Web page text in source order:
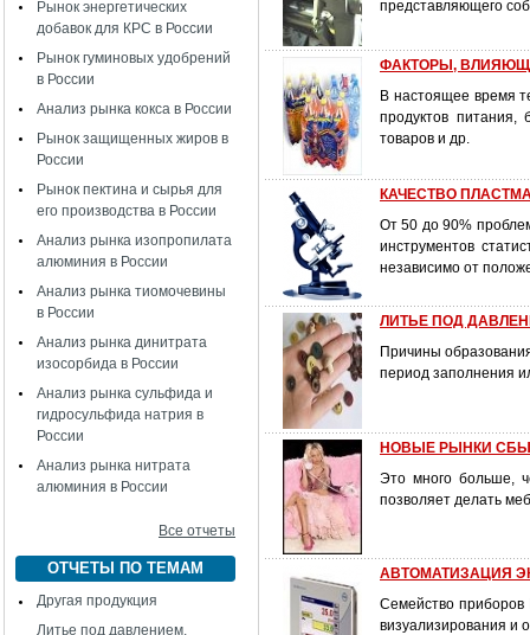
Рынок энергетических
добавок для КРС в России
Рынок гуминовых удобрений
в России
Анализ рынка кокса в России
Рынок защищенных жиров в
России
Рынок пектина и сырья для
его производства в России
Анализ рынка изопропилата
алюминия в России
Анализ рынка тиомочевины
в России
Анализ рынка динитрата
изосорбида в России
Анализ рынка сульфида и
гидросульфида натрия в
России
Анализ рынка нитрата
алюминия в России
Все отчеты
ОТЧЕТЫ ПО ТЕМАМ
Другая продукция
Литье под давлением,
представляющего
ФАКТОРЫ,
В настоящее время
продуктов питания,
товаров и др.
КАЧЕСТВО
От 50 до 90%
инструментов
независимо от
ЛИТЬЕ ПОД
Причины
период заполнения
НОВЫЕ РЫНКИ
Это много больше,
позволяет делать
АВТОМАТИЗАЦИЯ
Семейство приборов
визуализирования и